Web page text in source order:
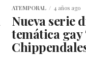
ATEMPORAL 4 años ago
Nueva serie
temática gay